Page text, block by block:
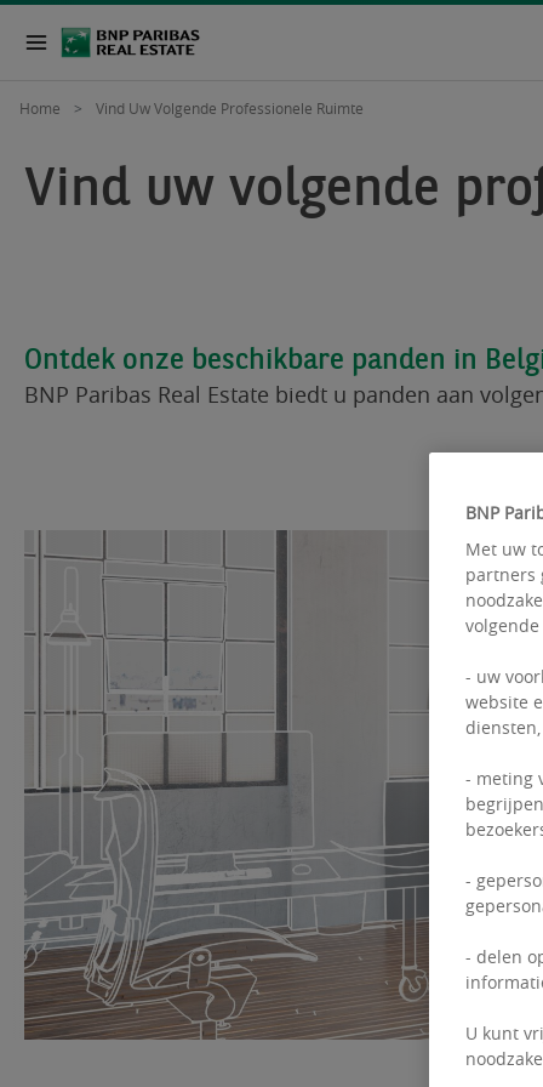
Home Vind Uw Volgende Professionele Ruimte
Vind uw volgende
Ontdek onze beschikbare panden in
BNP Paribas Real Estate biedt u panden aan
BNP
Met uw
partners
- uw
website
- meting
-
- delen
U kunt